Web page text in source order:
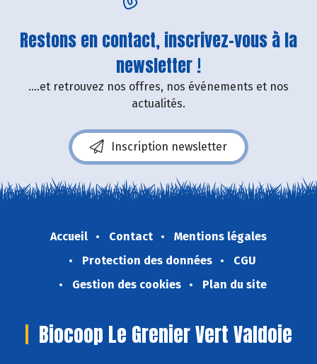
Restons en contact, inscrivez-vous à la
newsletter !
....et retrouvez nos offres, nos événements et nos
actualités.
Inscription newsletter
Accueil Contact
Mentions légales
Protection des données
CGU
Gestion des cookies
Plan du site
Biocoop Le Grenier Vert Valdoie